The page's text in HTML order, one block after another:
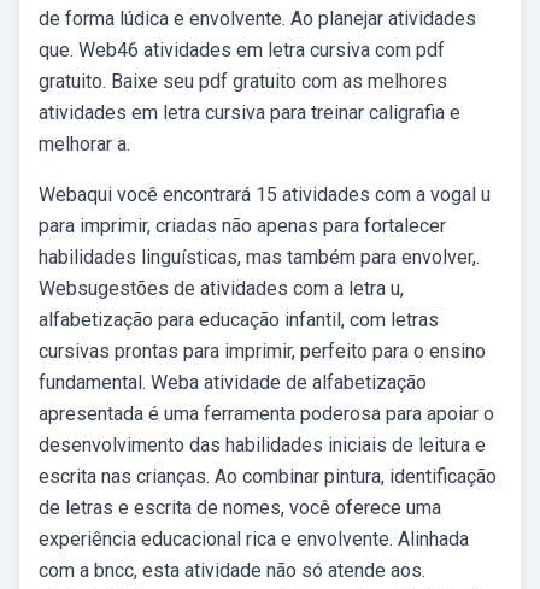
de forma lúdica e envolvente. Ao planejar atividades
que. Web46 atividades em letra cursiva com pdf
gratuito. Baixe seu pdf gratuito com as melhores
atividades em letra cursiva para treinar caligrafia e
melhorar a.
Webaqui você encontrará 15 atividades com a vogal u
para imprimir, criadas não apenas para fortalecer
habilidades linguísticas, mas também para envolver,.
Websugestões de atividades com a letra u,
alfabetização para educação infantil, com letras
cursivas prontas para imprimir, perfeito para o ensino
fundamental. Weba atividade de alfabetização
apresentada é uma ferramenta poderosa para apoiar o
desenvolvimento das habilidades iniciais de leitura e
escrita nas crianças. Ao combinar pintura, identificação
de letras e escrita de nomes, você oferece uma
experiência educacional rica e envolvente. Alinhada
com a bncc, esta atividade não só atende aos.